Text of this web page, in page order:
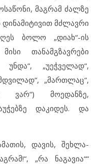
მაგრამ ძალზე
მძლავრი
ბოლო „დიახ“-ის
თანამგზავრები
„უეჭველად“,
„მართლაც“,
ვარ“) მოედანზე,
დაკიდეს. და
დავის, შეხლა-
„რა ნაგავია““